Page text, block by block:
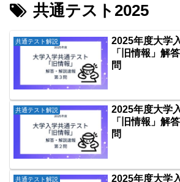
共通テスト2025
共通テスト解説
2025年度大学
「旧情報」解
問
共通テスト解説
2025年度大学
「旧情報」解
問
共通テスト解説
2025年度大学